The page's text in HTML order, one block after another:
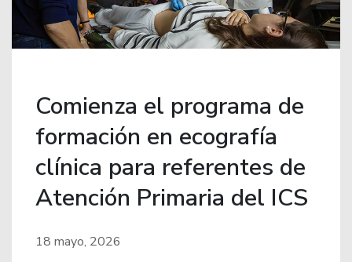
Comienza el programa de
formación en ecografía
clínica para referentes de
Atención Primaria del ICS
18 mayo, 2026